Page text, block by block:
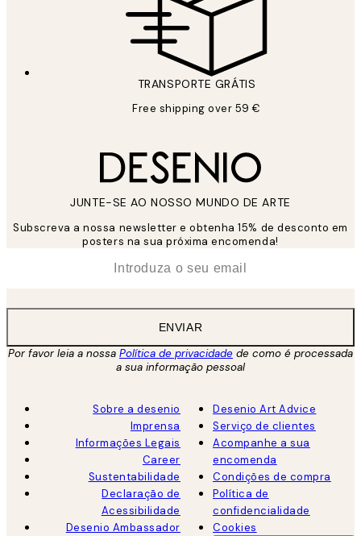
TRANSPORTE GRÁTIS
Free shipping over 59 €
JUNTE-SE AO NOSSO MUNDO DE ARTE
Subscreva a nossa newsletter e obtenha 15% de desconto em
posters na sua próxima encomenda!
ENVIAR
Por favor leia a nossa Política de privacidade de como é processada
a sua informação pessoal
Sobre a desenio
Imprensa
Informações Legais
Career
Sustentabilidade
Declaração de
Acessibilidade
Desenio Ambassador
Desenio Art Advice
Serviço de clientes
Acompanhe a sua
encomenda
Condições de compra
Política de
confidencialidade
Cookies